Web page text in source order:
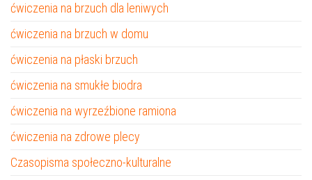
ćwiczenia na brzuch dla leniwych
ćwiczenia na brzuch w domu
ćwiczenia na płaski brzuch
ćwiczenia na smukłe biodra
ćwiczenia na wyrzeźbione ramiona
ćwiczenia na zdrowe plecy
Czasopisma społeczno-kulturalne